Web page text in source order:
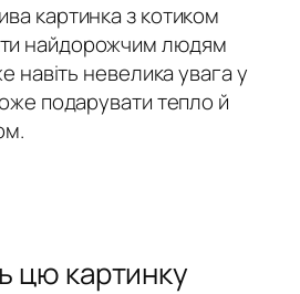
картинка з котиком
найдорожчим людям
навіть невелика увага у
подарувати тепло й
цю картинку